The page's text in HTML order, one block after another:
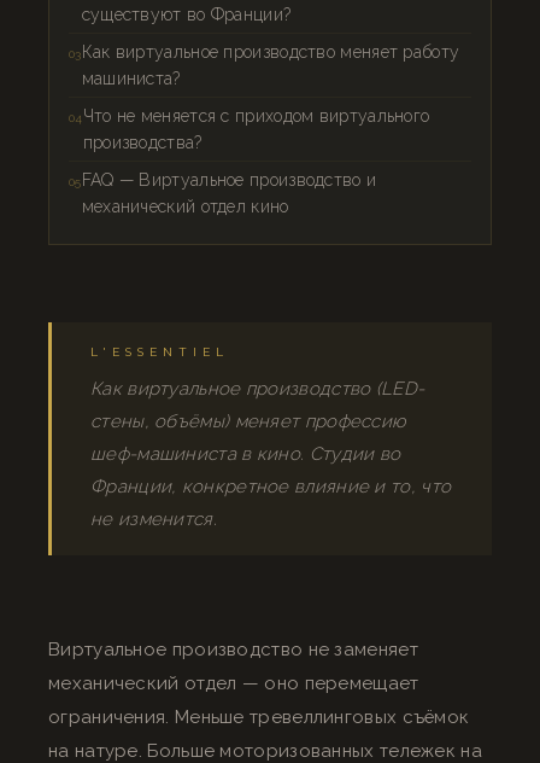
существуют во Франции?
Как виртуальное производство меняет работу
машиниста?
Что не меняется с приходом виртуального
производства?
FAQ — Виртуальное производство и
механический отдел кино
L'ESSENTIEL
Как виртуальное производство (LED-
стены, объёмы) меняет профессию
шеф-машиниста в кино. Студии во
Франции, конкретное влияние и то, что
не изменится.
Виртуальное производство не заменяет
механический отдел — оно перемещает
ограничения. Меньше тревеллинговых съёмок
на натуре. Больше моторизованных тележек на